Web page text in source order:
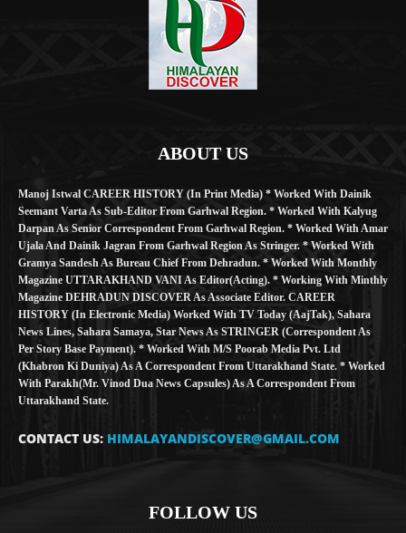
ABOUT US
Manoj Istwal CAREER HISTORY (in Print Media) * Worked With Dainik
Seemant Varta As Sub-Editor From Garhwal Region. * Worked With Kalyug
Darpan As Senior Correspondent From Garhwal Region. * Worked With Amar
Ujala And Dainik Jagran From Garhwal Region As Stringer. * Worked With
Gramya Sandesh As Bureau Chief From Dehradun. * Worked With Monthly
Magazine UTTARAKHAND VANI As Editor(Acting). * Working With Minthly
Magazine DEHRADUN DISCOVER As Associate Editor. CAREER
HISTORY (in Electronic Media) Worked With TV Today (AajTak), Sahara
News Lines, Sahara Samaya, Star News As STRINGER (Correspondent As
Per Story Base Payment). * Worked With M/S Poorab Media Pvt. Ltd
(Khabron Ki Duniya) As A Correspondent From Uttarakhand State. * Worked
With Parakh(Mr. Vinod Dua News Capsules) As A Correspondent From
Uttarakhand State.
CONTACT US: HIMALAYANDISCOVER@GMAIL.COM
FOLLOW US